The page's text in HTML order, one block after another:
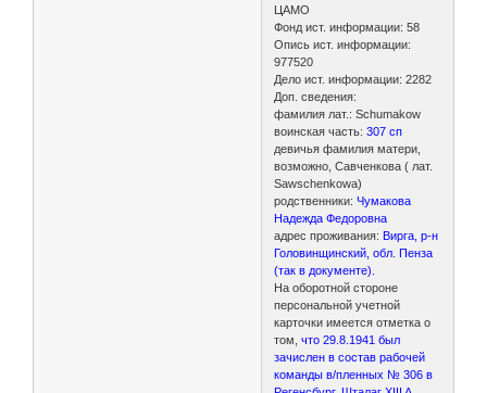
ЦАМО
Фонд ист. информации: 58
Опись ист. информации:
977520
Дело ист. информации: 2282
Доп. сведения:
фамилия лат.: Schumakow
воинская часть:307 сп
девичья фамилия матери,
возможно, Савченкова ( лат.
Sawschenkowa)
родственники: Чумакова
Надежда Федоровна
адрес проживания: Вирга, р-н
Головинщинский, обл. Пенза
(так в документе).
На оборотной стороне
персональной учетной
карточки имеется отметка о
том,что 29.8.1941 был
зачислен в состав рабочей
команды в/пленных № 306 в